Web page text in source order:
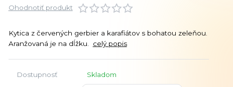
Ohodnotiť produkt
Kytica z červených gerbier a karafiátov s bohatou zeleňou.
Aranžovaná je na dĺžku. celý popis
Dostupnosť Skladom